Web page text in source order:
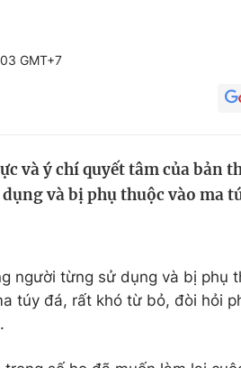
cuộc sống
Tuyển sinh
GMT+7
và ý chí quyết tâm của bản
và bị phụ thuộc vào ma
người từng sử dụng và bị phụ
túy đá, rất khó từ bỏ, đòi hỏi